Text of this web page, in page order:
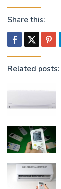
Share this:
Related posts: